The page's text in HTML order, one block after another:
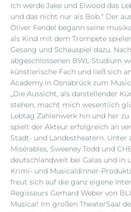
Ich werde Jake und Elwood das
und das nicht nur als Bob.“ Der
Oliver Fendel begann seine
als Kind mit dem Trompete
Gesang und Schauspiel dazu.
abgeschlossenen BWL-Studium
künstlerische Fach und ließ sich
Academy in Osnabrück zum
„Die Aussicht, als darstellender
stehen, macht mich wesentlich
Lebtag Zahlenwerk hin und her zu
spielt der Akteur erfolgreich an
Stadt- und Landestheatern. Unter
Misérables, Sweeney Todd und
deutschlandweit bei Galas und in
Krimi- und Musicaldinner-
freut sich auf die ganz eigene
Regisseurs Gerhard Weber von
Musical! Im großen TheaterSaal